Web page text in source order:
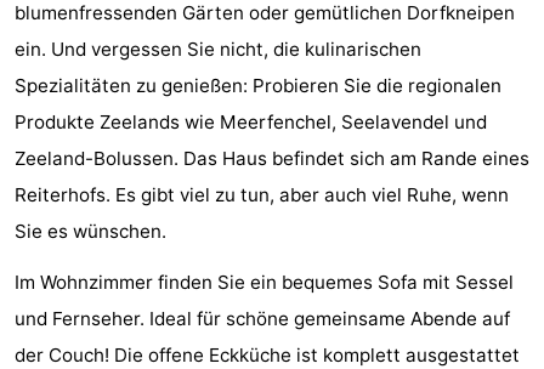
(mit
Frühstück)
Lastminutes
Strand
Sehen
&
tun
-
Museen
-
Denkmäler
-
Mühlen
-
blumenfressenden Gärten oder gemütlichen Dorfkneipen
ein. Und vergessen Sie nicht, die kulinarischen
Spezialitäten zu genießen: Probieren Sie die regionalen
Produkte Zeelands wie Meerfenchel, Seelavendel und
Zeeland-Bolussen. Das Haus befindet sich am Rande eines
Reiterhofs. Es gibt viel zu tun, aber auch viel Ruhe, wenn
Sie es wünschen.
Im Wohnzimmer finden Sie ein bequemes Sofa mit Sessel
und Fernseher. Ideal für schöne gemeinsame Abende auf
der Couch! Die offene Eckküche ist komplett ausgestattet